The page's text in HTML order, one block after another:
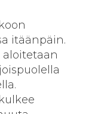
itäänpäin.
aloitetaan